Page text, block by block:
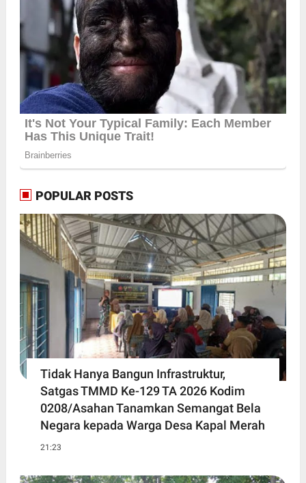
POPULAR POSTS
Tidak Hanya Bangun Infrastruktur,
Satgas TMMD Ke-129 TA 2026 Kodim
0208/Asahan Tanamkan Semangat Bela
Negara kepada Warga Desa Kapal Merah
21:23